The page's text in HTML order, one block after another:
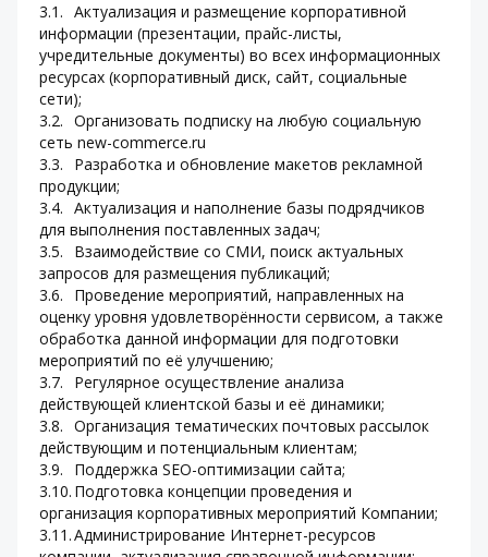
3.1.	Актуализация и размещение корпоративной
информации (презентации, прайс-листы,
учредительные документы) во всех информационных
ресурсах (корпоративный диск, сайт, социальные
сети);
3.2.	Организовать подписку на любую социальную
сеть new-commerce.ru
3.3.	Разработка и обновление макетов рекламной
продукции;
3.4.	Актуализация и наполнение базы подрядчиков
для выполнения поставленных задач;
3.5.	Взаимодействие со СМИ, поиск актуальных
запросов для размещения публикаций;
3.6.	Проведение мероприятий, направленных на
оценку уровня удовлетворённости сервисом, а также
обработка данной информации для подготовки
мероприятий по её улучшению;
3.7.	Регулярное осуществление анализа
действующей клиентской базы и её динамики;
3.8.	Организация тематических почтовых рассылок
действующим и потенциальным клиентам;
3.9.	Поддержка SEO-оптимизации сайта;
3.10.	Подготовка концепции проведения и
организация корпоративных мероприятий Компании;
3.11.	Администрирование Интернет-ресурсов